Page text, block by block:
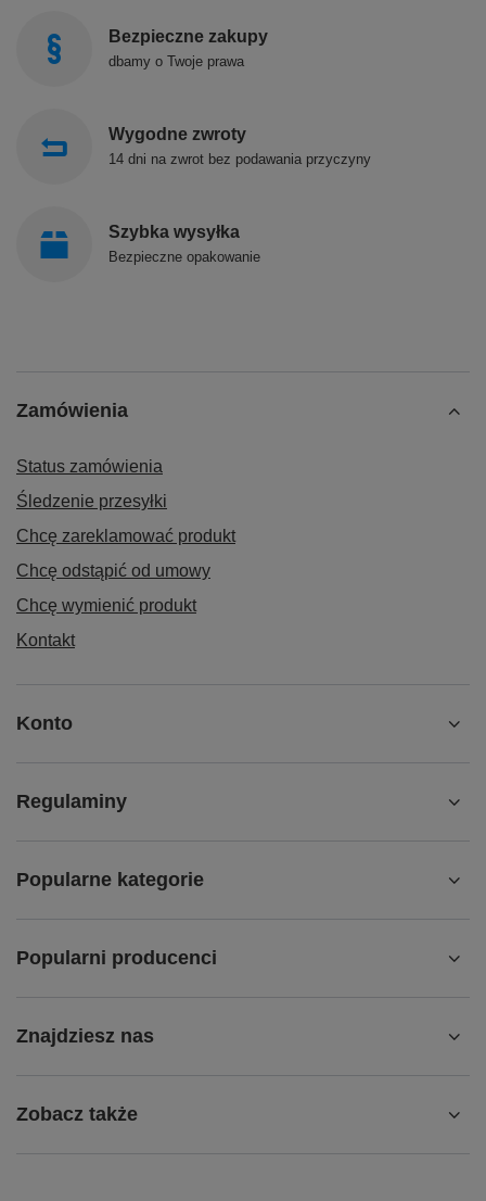
Bezpieczne zakupy
dbamy o Twoje prawa
Wygodne zwroty
14 dni na zwrot bez podawania przyczyny
Szybka wysyłka
Bezpieczne opakowanie
Zamówienia
Status zamówienia
Śledzenie przesyłki
Chcę zareklamować produkt
Chcę odstąpić od umowy
Chcę wymienić produkt
Kontakt
Konto
Regulaminy
Popularne kategorie
Popularni producenci
Znajdziesz nas
Zobacz także